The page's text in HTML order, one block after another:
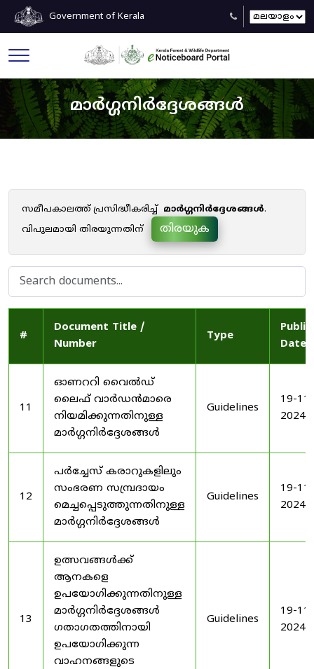
Government of Kerala
മാർഗ്ഗനിർദ്ദേശങ്ങൾ
സമീപകാലത്ത് പ്രസിദ്ധീകരിച്ച് മാർഗ്ഗനിർദ്ദേശങ്ങൾ.
വിപുലമായി തിരയുന്നതിന്
തിരയുക
#
Document Title /
Number
Type
Date
11
ഓണററി വൈൽഡ്
ലൈഫ് വാർഡൻമാരെ
നിയമിക്കുന്നതിനുള്ള
മാർഗ്ഗനിർദ്ദേശങ്ങൾ
Guidelines
19-11-
2024
12
പർച്ചേസ് കരാറുകളിലും
സംഭരണ ​​സമ്പ്രദായം
മെച്ചപ്പെടുത്തുന്നതിനുള്ള
മാർഗ്ഗനിർദ്ദേശങ്ങൾ
Guidelines
19-11-
2024
13
ഉത്സവങ്ങൾക്ക്
ആനകളെ
ഉപയോഗിക്കുന്നതിനുള്ള
മാർഗ്ഗനിർദ്ദേശങ്ങൾ
ഗതാഗതത്തിനായി
ഉപയോഗിക്കുന്ന
വാഹനങ്ങളുടെ
Guidelines
19-11-
2024